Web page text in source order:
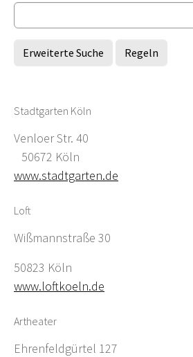
Erweiterte Suche Regeln
Stadtgarten Köln
Venloer Str. 40
50672 Köln
www.stadtgarten.de
Loft
Wißmannstraße 30
50823 Köln
www.loftkoeln.de
Artheater
Ehrenfeldgürtel 127